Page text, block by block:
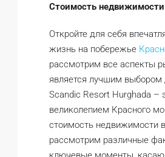
Стоимость
Откройте для себя
жизнь на побережье
рассмотрим все аспекты
является лучшим выбором
Scandic Resort Hurghada –
великолепием Красного
стоимость недвижимости
рассмотрим различные